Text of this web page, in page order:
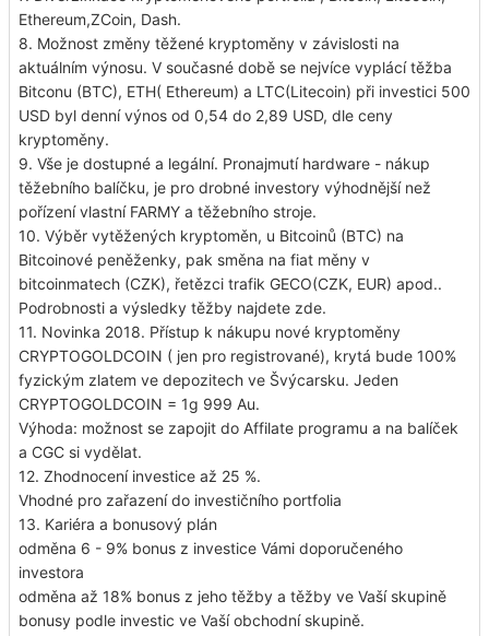
Ethereum,ZCoin, Dash.
8. Možnost změny těžené kryptoměny v závislosti na
aktuálním výnosu. V současné době se nejvíce vyplácí těžba
Bitconu (BTC), ETH( Ethereum) a LTC(Litecoin) při investici 500
USD byl denní výnos od 0,54 do 2,89 USD, dle ceny
kryptoměny.
9. Vše je dostupné a legální. Pronajmutí hardware - nákup
těžebního balíčku, je pro drobné investory výhodnější než
pořízení vlastní FARMY a těžebního stroje.
10. Výběr vytěžených kryptoměn, u Bitcoinů (BTC) na
Bitcoinové peněženky, pak směna na fiat měny v
bitcoinmatech (CZK), řetězci trafik GECO(CZK, EUR) apod..
Podrobnosti a výsledky těžby najdete zde.
11. Novinka 2018. Přístup k nákupu nové kryptoměny
CRYPTOGOLDCOIN ( jen pro registrované), krytá bude 100%
fyzickým zlatem ve depozitech ve Švýcarsku. Jeden
CRYPTOGOLDCOIN = 1g 999 Au.
Výhoda: možnost se zapojit do Affilate programu a na balíček
a CGC si vydělat.
12. Zhodnocení investice až 25 %.
Vhodné pro zařazení do investičního portfolia
13. Kariéra a bonusový plán
odměna 6 - 9% bonus z investice Vámi doporučeného
investora
odměna až 18% bonus z jeho těžby a těžby ve Vaší skupině
bonusy podle investic ve Vaší obchodní skupině.